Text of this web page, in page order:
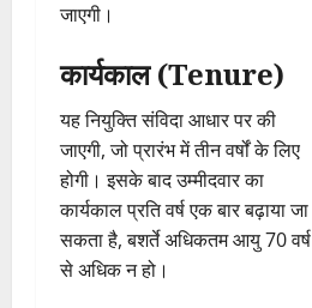
जाएगी।
कार्यकाल (Tenure)
यह नियुक्ति संविदा आधार पर की
जाएगी, जो प्रारंभ में तीन वर्षों के लिए
होगी। इसके बाद उम्मीदवार का
कार्यकाल प्रति वर्ष एक बार बढ़ाया जा
सकता है, बशर्ते अधिकतम आयु 70 वर्ष
से अधिक न हो।